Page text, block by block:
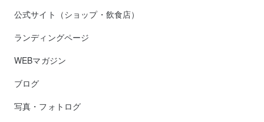
公式サイト（ショップ・飲食店）
ランディングページ
WEBマガジン
ブログ
写真・フォトログ